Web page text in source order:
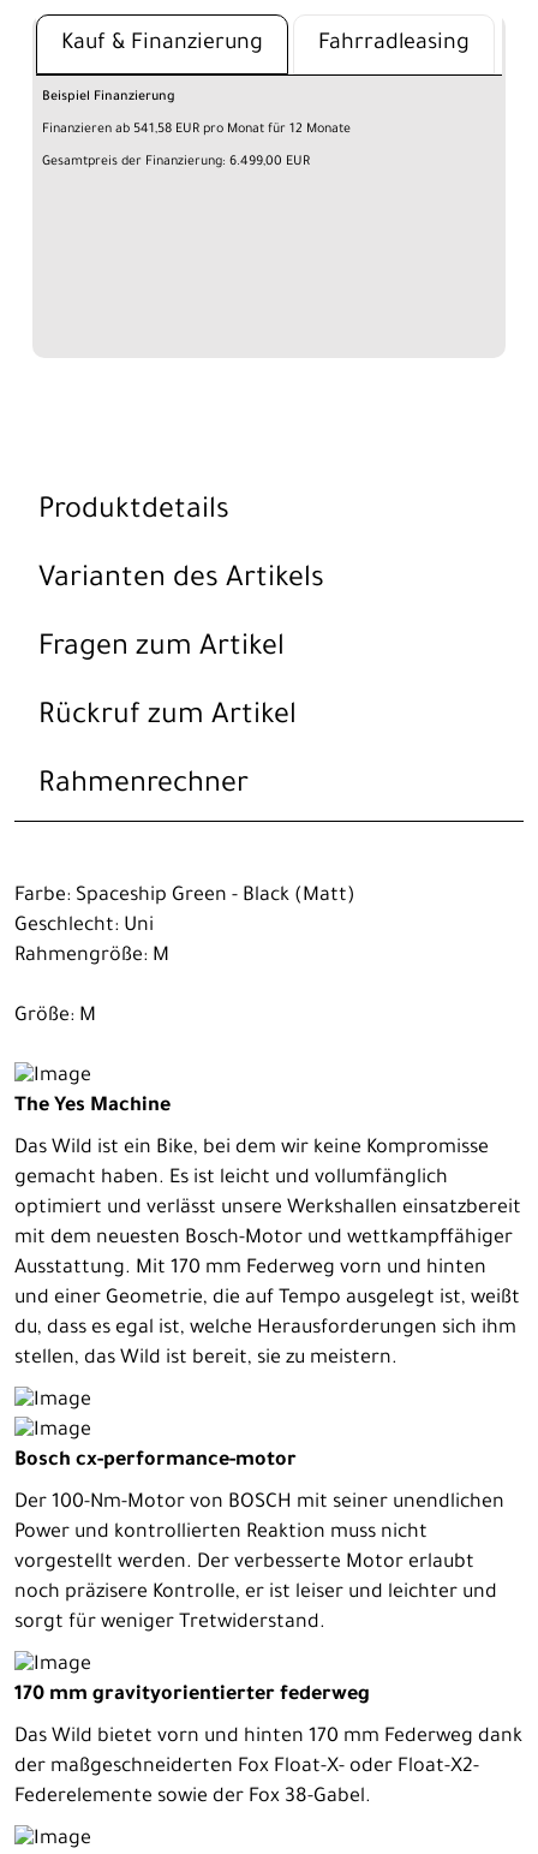
Kauf & Finanzierung Fahrradleasing
Beispiel Finanzierung
Finanzieren ab 541,58 EUR pro Monat für 12 Monate
Gesamtpreis der Finanzierung: 6.499,00 EUR
Produktdetails
Varianten des Artikels
Fragen zum Artikel
Rückruf zum Artikel
Rahmenrechner
Farbe: Spaceship Green - Black (Matt)
Geschlecht: Uni
Rahmengröße: M
Größe: M
The Yes Machine
Das Wild ist ein Bike, bei dem wir keine Kompromisse
gemacht haben. Es ist leicht und vollumfänglich
optimiert und verlässt unsere Werkshallen einsatzbereit
mit dem neuesten Bosch-Motor und wettkampffähiger
Ausstattung. Mit 170 mm Federweg vorn und hinten
und einer Geometrie, die auf Tempo ausgelegt ist, weißt
du, dass es egal ist, welche Herausforderungen sich ihm
stellen, das Wild ist bereit, sie zu meistern.
Bosch cx-performance-motor
Der 100-Nm-Motor von BOSCH mit seiner unendlichen
Power und kontrollierten Reaktion muss nicht
vorgestellt werden. Der verbesserte Motor erlaubt
noch präzisere Kontrolle, er ist leiser und leichter und
sorgt für weniger Tretwiderstand.
170 mm gravityorientierter federweg
Das Wild bietet vorn und hinten 170 mm Federweg dank
der maßgeschneiderten Fox Float-X- oder Float-X2-
Federelemente sowie der Fox 38-Gabel.